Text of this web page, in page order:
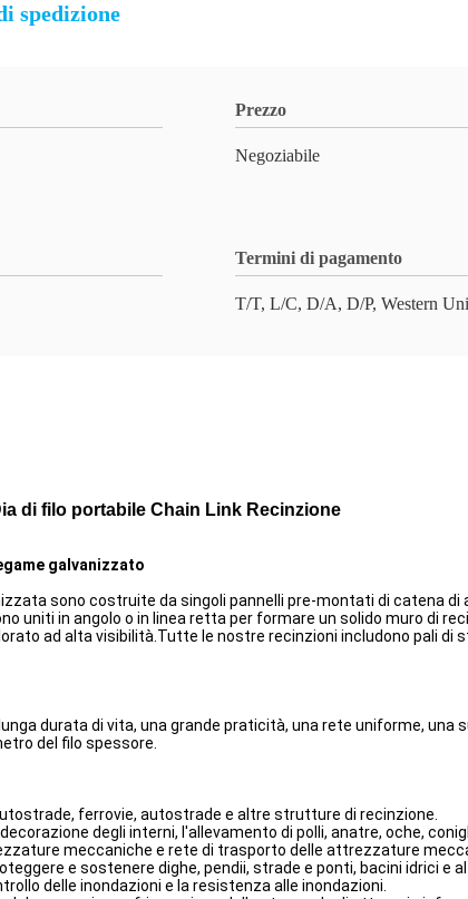
spedizione
Prezzo
Negoziabile
Termini di pagamento
T/T, L/C, D/A, D/P, Western
di filo portabile Chain Link Recinzione
galvanizzato
sono costruite da singoli pannelli pre-montati di catena
uniti in angolo o in linea retta per formare un solido muro di
ad alta visibilità.Tutte le nostre recinzioni includono pali
durata di vita, una grande praticità, una rete uniforme,
del filo spessore.
ferrovie, autostrade e altre strutture di recinzione.
degli interni, l'allevamento di polli, anatre, oche,
meccaniche e rete di trasporto delle attrezzature
e sostenere dighe, pendii, strade e ponti, bacini idrici e
delle inondazioni e la resistenza alle inondazioni.